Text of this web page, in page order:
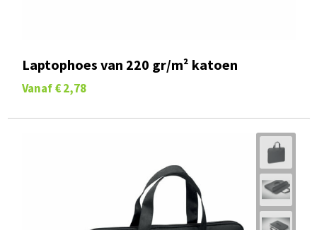
Laptophoes van 220 gr/m² katoen
Vanaf € 2,78